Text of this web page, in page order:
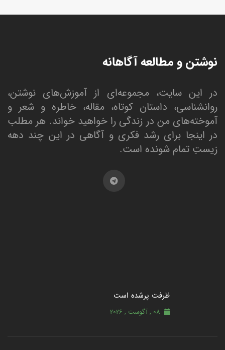
نوشتن و مطالعه آگاهانه
در این سایت، مجموعه‌ای از آموزش‌های نوشتن،
روانشناسی، داستان کوتاه، مقاله، خاطره و شعر و
آموخته‌های من در زندگی را خواهید خواند. هر مطلب
در اینجا برای رشد فکری و آگاهی در این چند دهه
زیستِ تمام شونده است.
ظرفت پرشده‌ است
08 , آگوست , 2026